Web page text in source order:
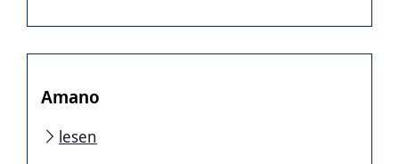
Amano
lesen